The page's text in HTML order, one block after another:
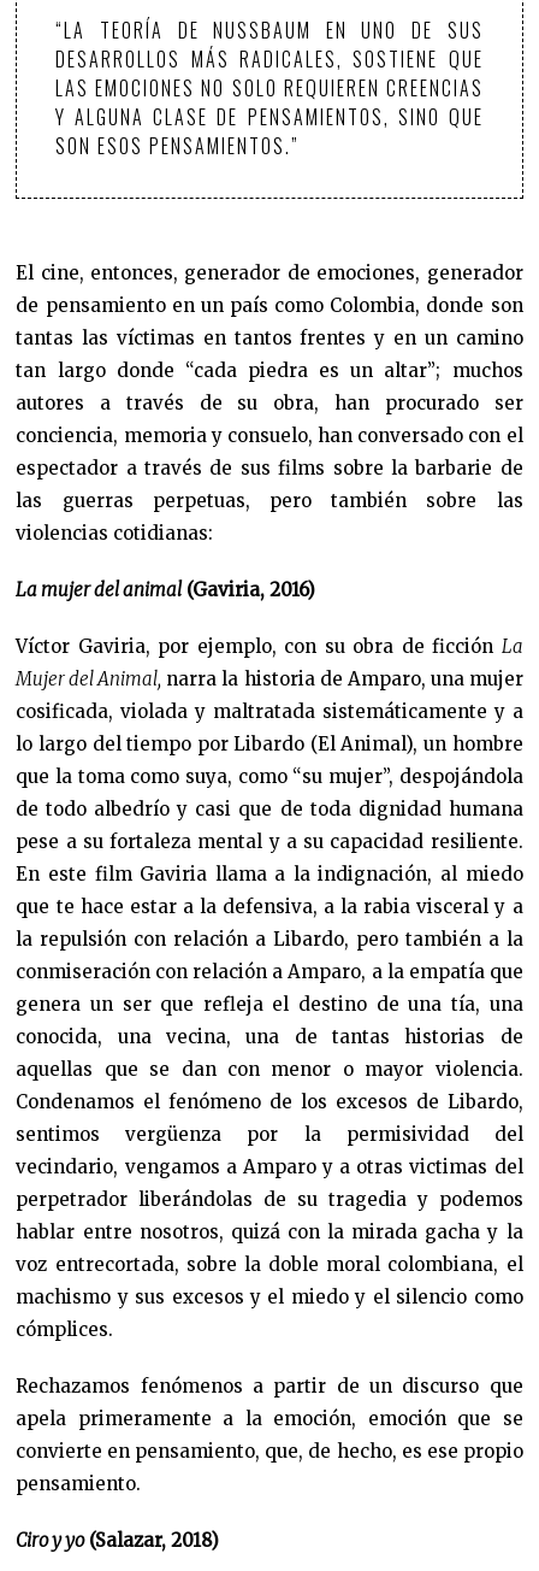
“LA TEORÍA DE NUSSBAUM EN UNO DE SUS
DESARROLLOS MÁS RADICALES, SOSTIENE QUE
LAS EMOCIONES NO SOLO REQUIEREN CREENCIAS
Y ALGUNA CLASE DE PENSAMIENTOS, SINO QUE
SON ESOS PENSAMIENTOS.”
El cine, entonces, generador de emociones, generador
de pensamiento en un país como Colombia, donde son
tantas las víctimas en tantos frentes y en un camino
tan largo donde “cada piedra es un altar”; muchos
autores a través de su obra, han procurado ser
conciencia, memoria y consuelo, han conversado con el
espectador a través de sus films sobre la barbarie de
las guerras perpetuas, pero también sobre las
violencias cotidianas:
La mujer del animal (Gaviria, 2016)
Víctor Gaviria, por ejemplo, con su obra de ficción La
Mujer del Animal, narra la historia de Amparo, una mujer
cosificada, violada y maltratada sistemáticamente y a
lo largo del tiempo por Libardo (El Animal), un hombre
que la toma como suya, como “su mujer”, despojándola
de todo albedrío y casi que de toda dignidad humana
pese a su fortaleza mental y a su capacidad resiliente.
En este film Gaviria llama a la indignación, al miedo
que te hace estar a la defensiva, a la rabia visceral y a
la repulsión con relación a Libardo, pero también a la
conmiseración con relación a Amparo, a la empatía que
genera un ser que refleja el destino de una tía, una
conocida, una vecina, una de tantas historias de
aquellas que se dan con menor o mayor violencia.
Condenamos el fenómeno de los excesos de Libardo,
sentimos vergüenza por la permisividad del
vecindario, vengamos a Amparo y a otras victimas del
perpetrador liberándolas de su tragedia y podemos
hablar entre nosotros, quizá con la mirada gacha y la
voz entrecortada, sobre la doble moral colombiana, el
machismo y sus excesos y el miedo y el silencio como
cómplices.
Rechazamos fenómenos a partir de un discurso que
apela primeramente a la emoción, emoción que se
convierte en pensamiento, que, de hecho, es ese propio
pensamiento.
Ciro y yo(Salazar, 2018)